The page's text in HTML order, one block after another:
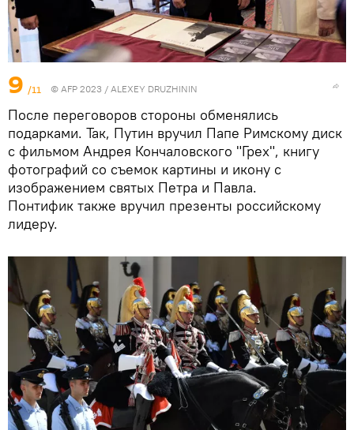
9 /11 © AFP 2023 / ALEXEY DRUZHININ
После переговоров стороны обменялись
подарками. Так, Путин вручил Папе Римскому диск
с фильмом Андрея Кончаловского "Грех", книгу
фотографий со съемок картины и икону с
изображением святых Петра и Павла.
Понтифик также вручил презенты российскому
лидеру.